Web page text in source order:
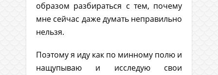
образом разбираться с тем, почему
мне сейчас даже думать неправильно
нельзя.
Поэтому я иду как по минному полю и
нащупываю и исследую свои